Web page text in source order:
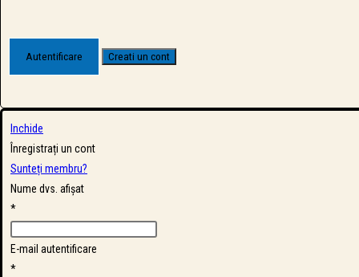
Inchide
Înregistrați un cont
Sunteți membru?
Nume dvs. afișat
*
E-mail autentificare
*